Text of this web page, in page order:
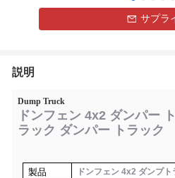
サプラ
説明
Dump Truck
ドンフェン 4x2 ダンパー
ラック ダンパー トラック
製品 ドンフェン 4x2 ダンプト